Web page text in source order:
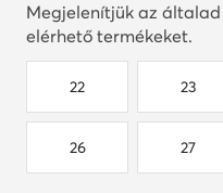
Megjelenítjük az
elérhető termékeket.
22 23
26 27